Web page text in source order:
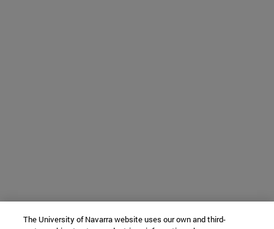
The University of Navarra website uses our own and third-